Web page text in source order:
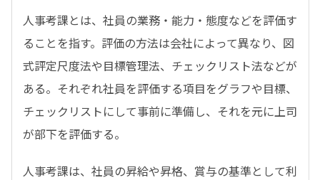
人事考課とは、社員の業務・能力・態度などを評価す
ることを指す。評価の方法は会社によって異なり、図
式評定尺度法や目標管理法、チェックリスト法などが
ある。それぞれ社員を評価する項目をグラフや目標、
チェックリストにして事前に準備し、それを元に上司
が部下を評価する。
人事考課は、社員の昇給や昇格、賞与の基準として利